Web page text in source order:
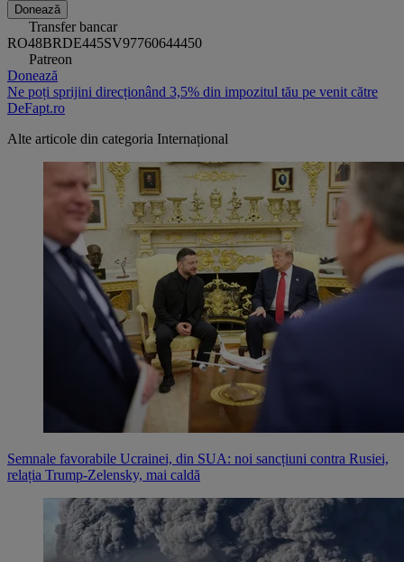
Donează
Transfer bancar
RO48BRDE445SV97760644450
Patreon
Donează
Ne poți sprijini direcționând 3,5% din impozitul tău pe venit către
DeFapt.ro
Alte articole din categoria Internațional
Semnale favorabile Ucrainei, din SUA: noi sancțiuni contra Rusiei,
relația Trump-Zelensky, mai caldă